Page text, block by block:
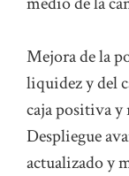
Mejora de la
liquidez y del
caja positiva y
Despliegue
actualizado y